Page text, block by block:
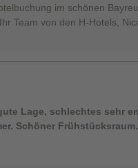
im schönen
Team von den H-Hotels,
Lage, schlechtes sehr
Schöner Frühstücksraum.